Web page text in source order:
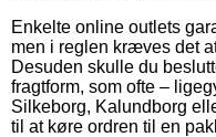
Enkelte online outlets
men i reglen kræves det
Desuden skulle du
fragtform, som ofte –
Silkeborg, Kalundborg
til at køre ordren til en